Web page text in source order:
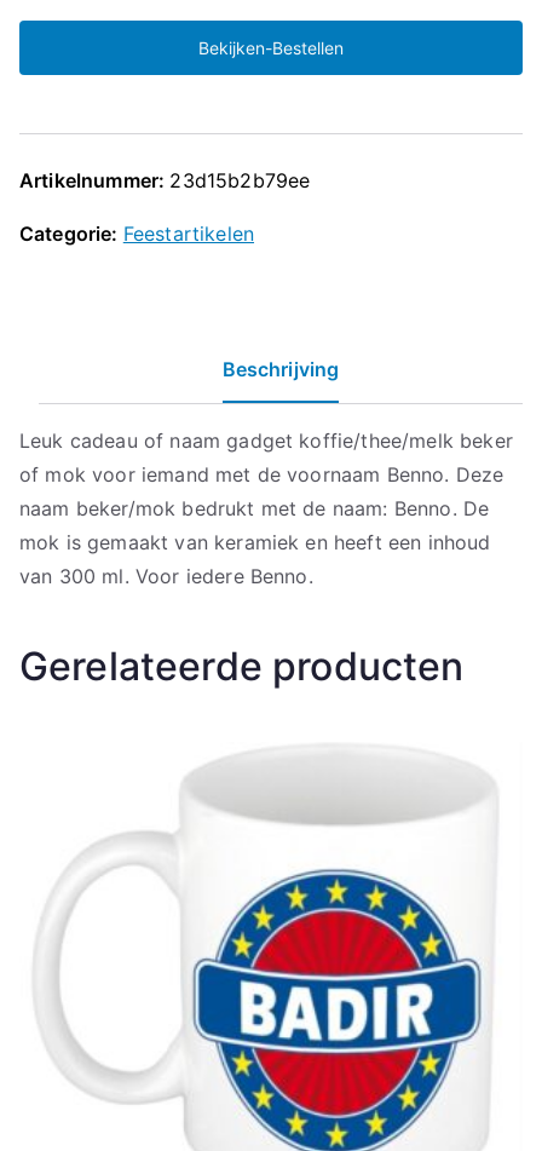
Bekijken-Bestellen
Artikelnummer: 23d15b2b79ee
Categorie: Feestartikelen
Beschrijving
Leuk cadeau of naam gadget koffie/thee/melk beker
of mok voor iemand met de voornaam Benno. Deze
naam beker/mok bedrukt met de naam: Benno. De
mok is gemaakt van keramiek en heeft een inhoud
van 300 ml. Voor iedere Benno.
Gerelateerde producten